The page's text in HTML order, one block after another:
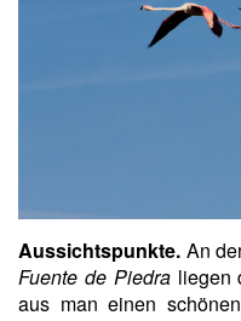
Aussichtspunkte. An
Fuente de Piedraliegen
aus man einen